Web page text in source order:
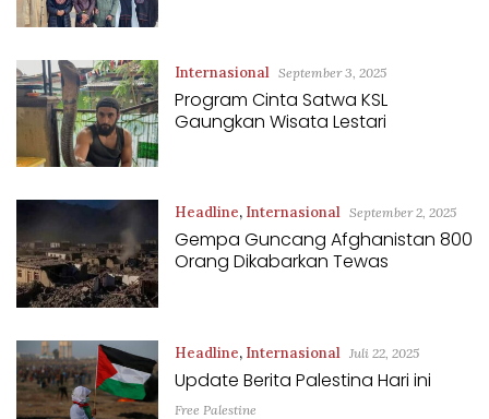
Internasional September 3, 2025
Program Cinta Satwa KSL
Gaungkan Wisata Lestari
Headline, Internasional September 2, 2025
Gempa Guncang Afghanistan 800
Orang Dikabarkan Tewas
Headline, Internasional Juli 22, 2025
Update Berita Palestina Hari ini
Free Palestine